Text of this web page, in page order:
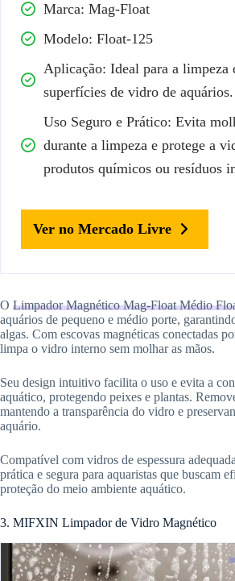
Marca: Mag-Float
Modelo: Float-125
Aplicação: Ideal para a limpeza
superfícies de vidro de aquários.
Uso Seguro e Prático: Evita
durante a limpeza e protege a
produtos químicos ou resíduos
Ver no Mercado Livre
O Limpador Magnético Mag-Float Médio
aquários de pequeno e médio porte,
algas. Com escovas magnéticas conectadas
limpa o vidro interno sem molhar as mãos.
Seu design intuitivo facilita o uso e evita a
aquático, protegendo peixes e plantas.
mantendo a transparência do vidro e
aquário.
Compatível com vidros de espessura
prática e segura para aquaristas que buscam
proteção do meio ambiente aquático.
3. MIFXIN Limpador de Vidro Magnético